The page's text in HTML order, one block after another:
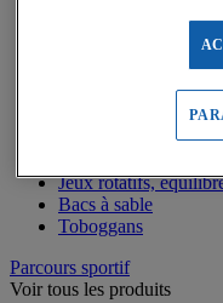
Jeux de grimpe, filets
Panneaux
Jeux rotatifs,
Bacs à sable
Toboggans
Parcours sportif
Voir tous les produits